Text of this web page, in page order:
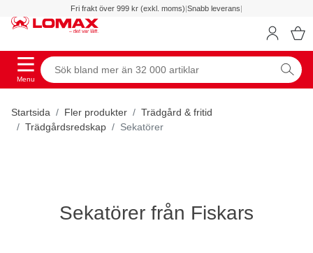
Fri frakt över 999 kr (exkl. moms)|Snabb leverans|
Menu
Startsida Fler produkter
Trädgård & fritid
Trädgårdsredskap
Sekatörer
Sekatörer från Fiskars